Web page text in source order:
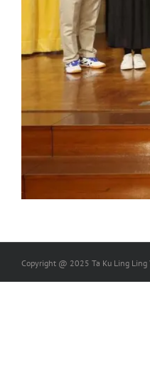
Copyright @ 2025 Ta Ku Ling Ling